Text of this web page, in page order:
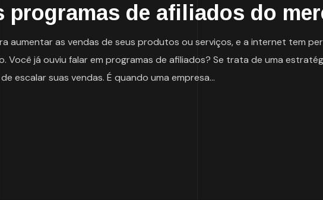
programas de afiliados do
aumentar as vendas de seus produtos ou serviços, e a internet tem
Você já ouviu falar em programas de afiliados? Se trata de uma
escalar suas vendas. É quando uma empresa...